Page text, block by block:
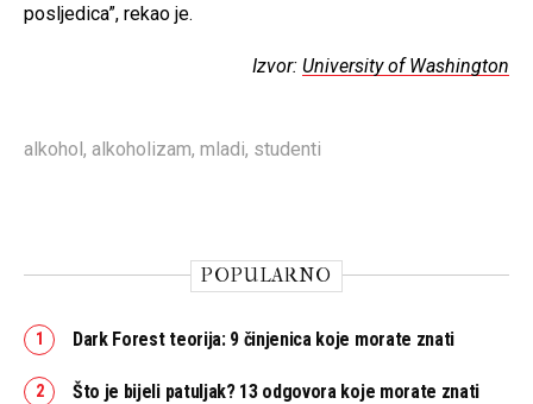
posljedica”, rekao je.
Izvor: University of Washington
alkohol, alkoholizam, mladi, studenti
POPULARNO
Dark Forest teorija: 9 činjenica koje morate znati
Što je bijeli patuljak? 13 odgovora koje morate znati